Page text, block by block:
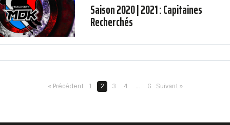
Saison 2020 | 2021 : Capitaines
Recherchés
« Précédent 1 2 3 4 … 6 Suivant »